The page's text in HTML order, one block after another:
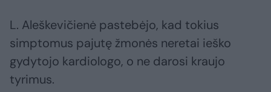
L. Aleškevičienė pastebėjo, kad tokius
simptomus pajutę žmonės neretai ieško
gydytojo kardiologo, o ne darosi kraujo
tyrimus.